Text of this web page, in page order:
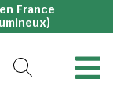
France